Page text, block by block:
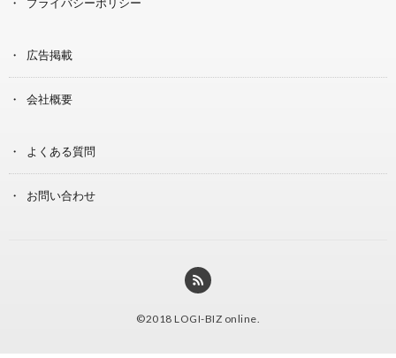
広告掲載
会社概要
よくある質問
お問い合わせ
©2018 LOGI-BIZ online.